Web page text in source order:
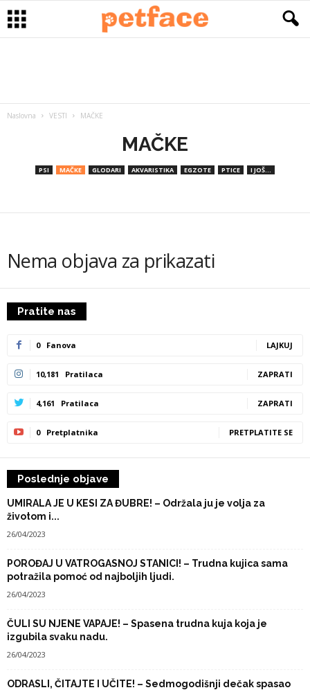
Naslovna VESTI MAČKE
MAČKE
PSI MAČKE GLODARI AKVARISTIKA EGZOTE PTICE I JOŠ...
Nema objava za prikazati
Pratite nas
0 Fanova LAJKUJ
10,181 Pratilaca ZAPRATI
4,161 Pratilaca ZAPRATI
0 Pretplatnika PRETPLATITE SE
Poslednje objave
UMIRALA JE U KESI ZA ĐUBRE! – Održala ju je volja za
životom i...
26/04/2023
POROĐAJ U VATROGASNOJ STANICI! – Trudna kujica sama
potražila pomoć od najboljih ljudi.
26/04/2023
ČULI SU NJENE VAPAJE! – Spasena trudna kuja koja je
izgubila svaku nadu.
26/04/2023
ODRASLI, ČITAJTE I UČITE! – Sedmogodišnji dečak spasao